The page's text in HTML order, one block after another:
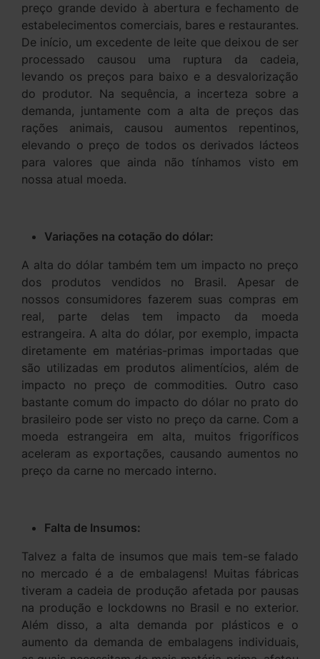
preço grande devido à abertura e fechamento de
estabelecimentos comerciais, bares e restaurantes.
De início, um excedente de leite que deixou de ser
processado causou uma ruptura da cadeia,
levando os preços para baixo e a desvalorização
do produtor. Na sequência, a incerteza sobre a
demanda, juntamente com a alta de preços das
rações animais, causou aumentos repentinos,
elevando o preço de todos os derivados lácteos
para valores que ainda não tínhamos visto em
nossa atual moeda.
Variações na cotação do dólar:
A alta do dólar também tem um impacto no preço
dos produtos vendidos no Brasil. Apesar de
nossos consumidores fazerem suas compras em
real, parte delas tem impacto da moeda
estrangeira. A alta do dólar, por exemplo, impacta
diretamente em matérias-primas importadas que
são utilizadas em produtos alimentícios, além de
impacto no preço de commodities. Outro caso
bastante comum do impacto do dólar no prato do
brasileiro pode ser visto no preço da carne. Com a
moeda estrangeira em alta, muitos frigoríficos
aceleram as exportações, causando aumentos no
preço da carne no mercado interno.
Falta de Insumos:
Talvez a falta de insumos que mais tem-se falado
no mercado é a de embalagens! Muitas fábricas
tiveram a cadeia de produção afetada por pausas
na produção e lockdowns no Brasil e no exterior.
Além disso, a alta demanda por plásticos e o
aumento da demanda de embalagens individuais,